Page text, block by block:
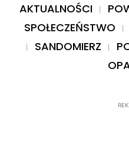
AKTUALNOŚCI
SPOŁECZEŃSTWO
SANDOMIERZ